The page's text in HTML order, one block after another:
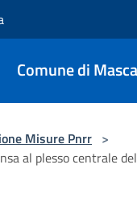
Comune di
Misure Pnrr >
al plesso centrale